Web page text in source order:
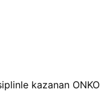
kazanan ONKO